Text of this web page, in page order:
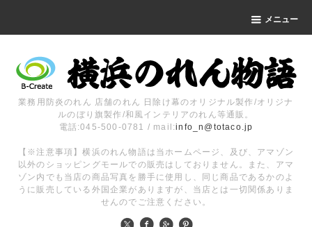
メニュー
業務用防炎のれん 店舗のれん 日除け幕のオリジナル製作/オリジナ
ルのぼり旗製作/和風インテリアのれん等通販。
電話:045-500-0781 / mail:info_n@totaco.jp
【※注意事項】横浜のれん物語は当ホームページ、及び、アマゾン
以外のショッピングモールでの販売はしておりません。また、アマ
ゾン内でも当店の商品写真を勝手に使用し、同じ商品であるかのよ
うに販売している外国企業がありますが、当店とは一切関係ありま
せんのでご注意ください。